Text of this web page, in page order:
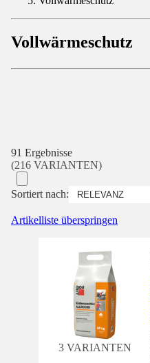
Vollwärmeschutz
91 Ergebnisse
(216 VARIANTEN)
Sortiert nach:
Artikelliste überspringen
3 VARIANTEN